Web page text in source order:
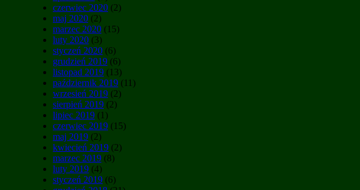
czerwiec 2020 (2)
maj 2020 (2)
marzec 2020 (15)
luty 2020 (3)
styczeń 2020 (6)
grudzień 2019 (6)
listopad 2019 (13)
październik 2019 (11)
wrzesień 2019 (2)
sierpień 2019 (2)
lipiec 2019 (1)
czerwiec 2019 (15)
maj 2019 (2)
kwiecień 2019 (2)
marzec 2019 (8)
luty 2019 (4)
styczeń 2019 (6)